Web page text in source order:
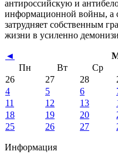
антироссийскую и
информационной войны, а
затрудняет собственным
жизни в усиленно
◄
Пн
Вт Ср
26
27 28
4
5 6
11
12 13
18
19 20
25
26 27
Информация